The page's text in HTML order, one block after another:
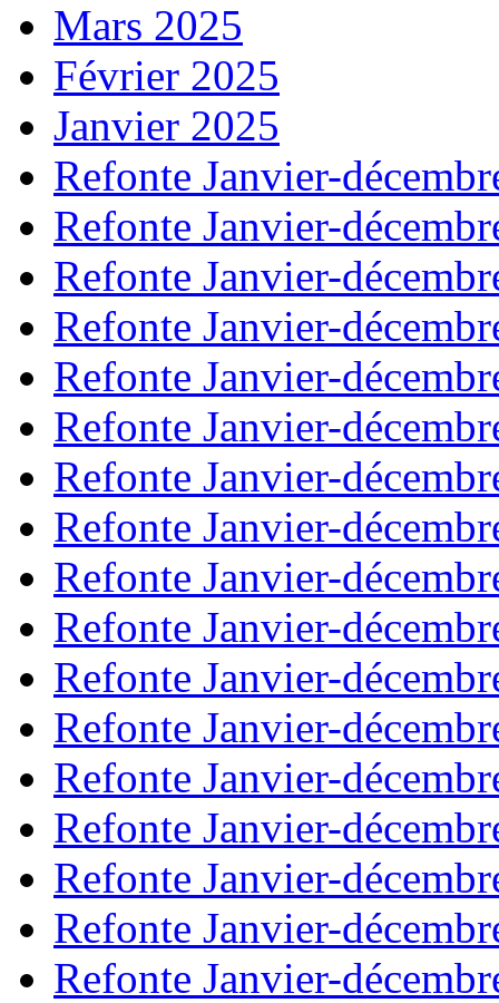
Mars 2025
Février 2025
Janvier 2025
Refonte Janvier-
Refonte Janvier-
Refonte Janvier-
Refonte Janvier-
Refonte Janvier-
Refonte Janvier-
Refonte Janvier-
Refonte Janvier-
Refonte Janvier-
Refonte Janvier-
Refonte Janvier-
Refonte Janvier-
Refonte Janvier-
Refonte Janvier-
Refonte Janvier-
Refonte Janvier-
Refonte Janvier-